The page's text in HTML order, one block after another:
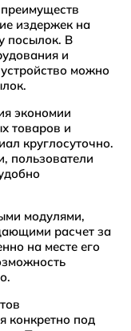
издержек на
посылок. В
и
можно
экономии
товаров и
круглосуточно.
пользователи
модулями,
расчет за
на месте его
конкретно под